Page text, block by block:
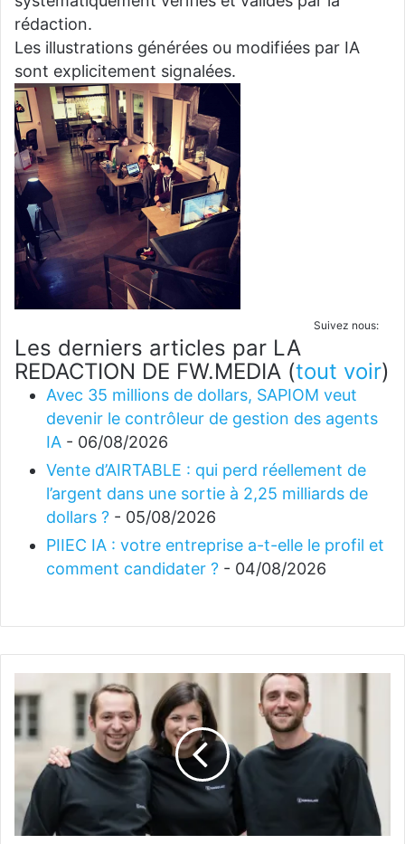
rédaction.
Les illustrations générées ou modifiées par IA
sont explicitement signalées.
Suivez nous:
Les derniers articles par LA
REDACTION DE FW.MEDIA (tout voir)
Avec 35 millions de dollars, SAPIOM veut
devenir le contrôleur de gestion des agents
IA - 06/08/2026
Vente d’AIRTABLE : qui perd réellement de
l’argent dans une sortie à 2,25 milliards de
dollars ? - 05/08/2026
PIIEC IA : votre entreprise a-t-elle le profil et
comment candidater ? - 04/08/2026